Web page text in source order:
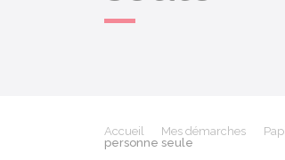
Accueil Mes démarches
personne seule